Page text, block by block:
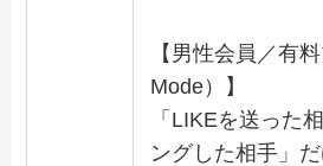
【男性会員／有
Mode）】
「LIKEを送った
ングした相手」